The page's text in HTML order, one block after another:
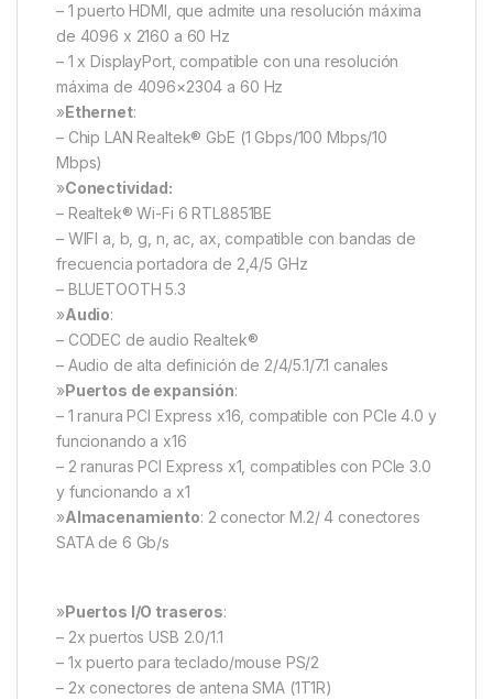
– 1 puerto HDMI, que admite una resolución máxima
de 4096 x 2160 a 60 Hz
– 1 x DisplayPort, compatible con una resolución
máxima de 4096×2304 a 60 Hz
»Ethernet:
– Chip LAN Realtek® GbE (1 Gbps/100 Mbps/10
Mbps)
»Conectividad:
– Realtek® Wi-Fi 6 RTL8851BE
– WIFI a, b, g, n, ac, ax, compatible con bandas de
frecuencia portadora de 2,4/5 GHz
– BLUETOOTH 5.3
»Audio:
– CODEC de audio Realtek®
– Audio de alta definición de 2/4/5.1/7.1 canales
»Puertos de expansión:
– 1 ranura PCI Express x16, compatible con PCIe 4.0 y
funcionando a x16
– 2 ranuras PCI Express x1, compatibles con PCIe 3.0
y funcionando a x1
»Almacenamiento: 2 conector M.2/ 4 conectores
SATA de 6 Gb/s
»Puertos I/O traseros:
– 2x puertos USB 2.0/1.1
– 1x puerto para teclado/mouse PS/2
– 2x conectores de antena SMA (1T1R)